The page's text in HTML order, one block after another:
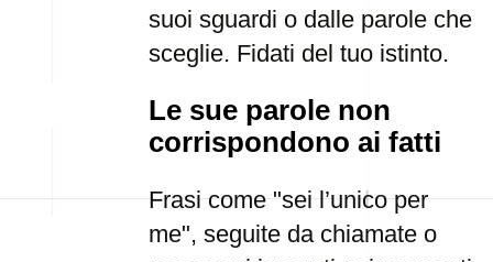
suoi sguardi o dalle parole che
sceglie. Fidati del tuo istinto.
Le sue parole non
corrispondono ai fatti
Frasi come "sei l’unico per
me", seguite da chiamate o